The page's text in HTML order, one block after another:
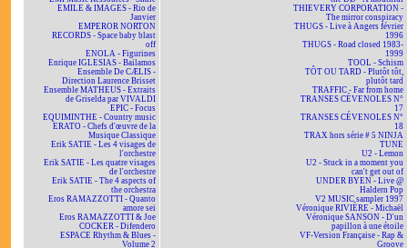
EMILE & IMAGES - Rio de
Janvier
EMPEROR NORTON
RECORDS - Space baby blast
off
ENOLA - Figurines
Enrique IGLESIAS - Bailamos
Ensemble De CÆLIS -
Direction Laurence Brisset
Ensemble MATHEUS - Extraits
de Griselda par VIVALDI
EPIC - Focus
EQUIMINTHE - Country music
ERATO - Chefs d'œuvre de la
Musique Classique
Erik SATIE - Les 4 visages de
l'orchestre
Erik SATIE - Les quatre visages
de l'orchestre
Erik SATIE - The 4 aspects of
the orchestra
Eros RAMAZZOTTI - Quanto
amore sei
Eros RAMAZZOTTI & Joe
COCKER - Difendero
ESPACE Rhythm & Blues -
Volume 2
THIEVERY CORPORATION -
The mirror conspiracy
THUGS - Live à Angers février
1996
THUGS - Road closed 1983-
1999
TOOL - Schism
TÔT OU TARD - Plutôt tôt,
plutôt tard
TRAFFIC - Far from home
TRANSES CÉVENOLES N°
17
TRANSES CÉVENOLES N°
18
TRAX hors série # 5 NINJA
TUNE
U2 - Lemon
U2 - Stuck in a moment you
can't get out of
UNDER BYEN - Live @
Haldern Pop
V2 MUSIC sampler 1997
Véronique RIVIÈRE - Michaël
Véronique SANSON - D'un
papillon à une étoile
VF-Version Française - Rap &
Groove